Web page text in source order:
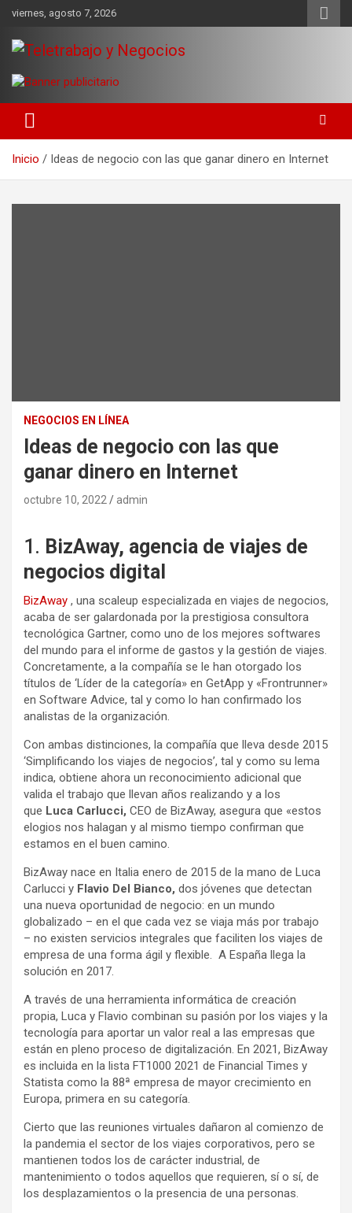
Saltar
contenido
viernes, agosto 7, 2026
Teletrabajo y Negocios
Inicio Ideas de negocio con las que ganar dinero en Internet
NEGOCIOS EN LÍNEA
Ideas de negocio con las que
ganar dinero en Internet
octubre 10, 2022 admin
1. BizAway, agencia de viajes de
negocios digital
BizAway , una scaleup especializada en viajes de negocios,
acaba de ser galardonada por la prestigiosa consultora
tecnológica Gartner, como uno de los mejores softwares
del mundo para el informe de gastos y la gestión de viajes.
Concretamente, a la compañía se le han otorgado los
títulos de ‘Líder de la categoría» en GetApp y «Frontrunner»
en Software Advice, tal y como lo han confirmado los
analistas de la organización.
Con ambas distinciones, la compañía que lleva desde 2015
‘Simplificando los viajes de negocios’, tal y como su lema
indica, obtiene ahora un reconocimiento adicional que
valida el trabajo que llevan años realizando y a los
que Luca Carlucci, CEO de BizAway, asegura que «estos
elogios nos halagan y al mismo tiempo confirman que
estamos en el buen camino.
BizAway nace en Italia enero de 2015 de la mano de Luca
Carlucci y Flavio Del Bianco, dos jóvenes que detectan
una nueva oportunidad de negocio: en un mundo
globalizado – en el que cada vez se viaja más por trabajo
– no existen servicios integrales que faciliten los viajes de
empresa de una forma ágil y flexible. A España llega la
solución en 2017.
A través de una herramienta informática de creación
propia, Luca y Flavio combinan su pasión por los viajes y la
tecnología para aportar un valor real a las empresas que
están en pleno proceso de digitalización. En 2021, BizAway
es incluida en la lista FT1000 2021 de Financial Times y
Statista como la 88ª empresa de mayor crecimiento en
Europa, primera en su categoría.
Cierto que las reuniones virtuales dañaron al comienzo de
la pandemia el sector de los viajes corporativos, pero se
mantienen todos los de carácter industrial, de
mantenimiento o todos aquellos que requieren, sí o sí, de
los desplazamientos o la presencia de una personas.